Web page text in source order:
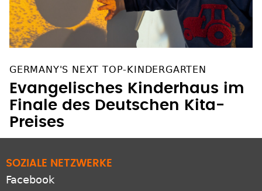
GERMANY'S NEXT TOP-KINDERGARTEN
Evangelisches Kinderhaus im
Finale des Deutschen Kita-
Preises
SOZIALE NETZWERKE
Facebook